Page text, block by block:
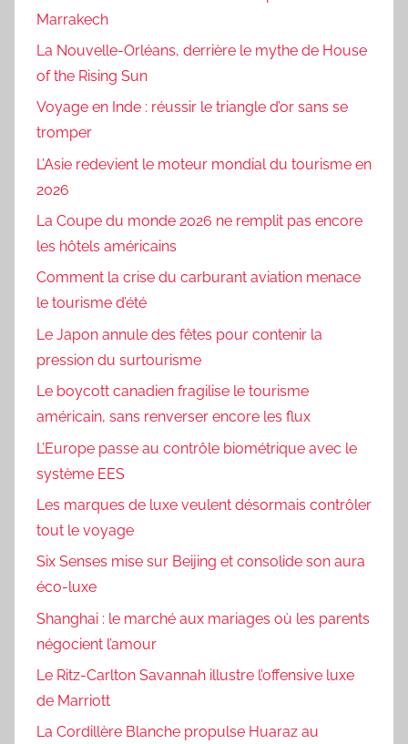
Marrakech
La Nouvelle-Orléans, derrière le mythe de House
of the Rising Sun
Voyage en Inde : réussir le triangle d’or sans se
tromper
L’Asie redevient le moteur mondial du tourisme en
2026
La Coupe du monde 2026 ne remplit pas encore
les hôtels américains
Comment la crise du carburant aviation menace
le tourisme d’été
Le Japon annule des fêtes pour contenir la
pression du surtourisme
Le boycott canadien fragilise le tourisme
américain, sans renverser encore les flux
L’Europe passe au contrôle biométrique avec le
système EES
Les marques de luxe veulent désormais contrôler
tout le voyage
Six Senses mise sur Beijing et consolide son aura
éco-luxe
Shanghai : le marché aux mariages où les parents
négocient l’amour
Le Ritz-Carlton Savannah illustre l’offensive luxe
de Marriott
La Cordillère Blanche propulse Huaraz au